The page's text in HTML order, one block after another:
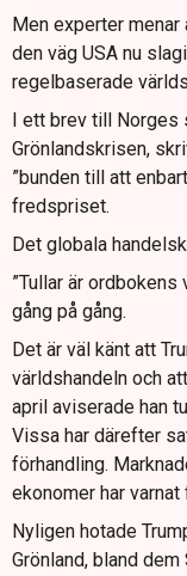
Men experter menar
den väg USA nu
regelbaserade
I ett brev till Norges
Grönlandskrisen,
”bunden till att
fredspriset.
Det globala
”Tullar är
gång på gång.
Det är väl känt att
världshandeln och
april aviserade han
Vissa har därefter
förhandling.
ekonomer har
Nyligen hotade
Grönland, bland